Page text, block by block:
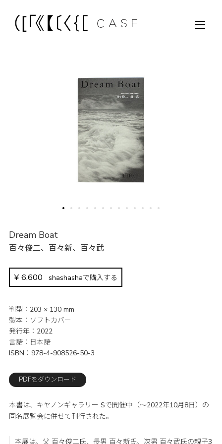
Dream Boat
百々俊二、 百々新、 百々武
¥ 6,600 shashashaで購入する
判型
203 × 130 mm
製本
ソフトカバー
発行年
2022
言語
日本語
ISBN
978-4-908526-50-3
PDFをダウンロード
本書は、キヤノンギャラリー Sで開催中（〜2022年10月8日）の
同名展覧会に併せて刊行された。
本展は、父 百々俊二氏、長男 百々新氏、次男 百々武氏の親子3